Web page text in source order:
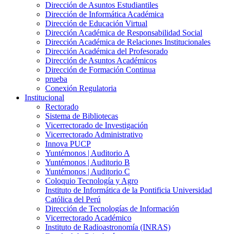
Dirección de Asuntos Estudiantiles
Dirección de Informática Académica
Dirección de Educación Virtual
Dirección Académica de Responsabilidad Social
Dirección Académica de Relaciones Institucionales
Dirección Académica del Profesorado
Dirección de Asuntos Académicos
Dirección de Formación Continua
prueba
Conexión Regulatoria
Institucional
Rectorado
Sistema de Bibliotecas
Vicerrectorado de Investigación
Vicerrectorado Administrativo
Innova PUCP
Yuntémonos | Auditorio A
Yuntémonos | Auditorio B
Yuntémonos | Auditorio C
Coloquio Tecnología y Agro
Instituto de Informática de la Pontificia Universidad
Católica del Perú
Dirección de Tecnologías de Información
Vicerrectorado Académico
Instituto de Radioastronomía (INRAS)